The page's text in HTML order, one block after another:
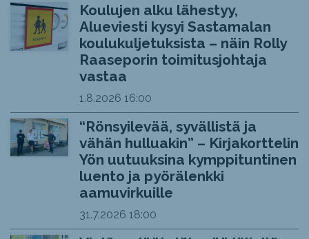
Koulujen alku lähestyy,
Alueviesti kysyi Sastamalan
koulukuljetuksista – näin Rolly
Raaseporin toimitusjohtaja
vastaa
1.8.2026 16:00
“Rönsyilevää, syvällistä ja
vähän hulluakin” – Kirjakorttelin
Yön uutuuksina kymppituntinen
luento ja pyörälenkki
aamuvirkuille
31.7.2026 18:00